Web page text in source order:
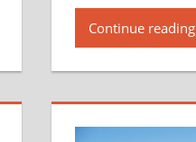
Continue reading